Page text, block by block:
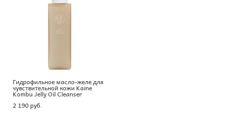
Гидрофильное масло-желе для
чувствительной кожи Kaine
Kombu Jelly Oil Cleanser
2 190 pуб.